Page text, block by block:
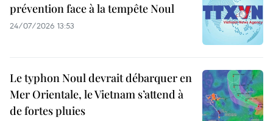
prévention face à la tempête Noul
24/07/2026 13:53
Le typhon Noul devrait débarquer en
Mer Orientale, le Vietnam s’attend à
de fortes pluies